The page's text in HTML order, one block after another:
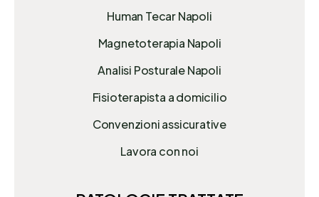
Human Tecar Napoli
Magnetoterapia Napoli
Analisi Posturale Napoli
Fisioterapista a domicilio
Convenzioni assicurative
Lavora con noi